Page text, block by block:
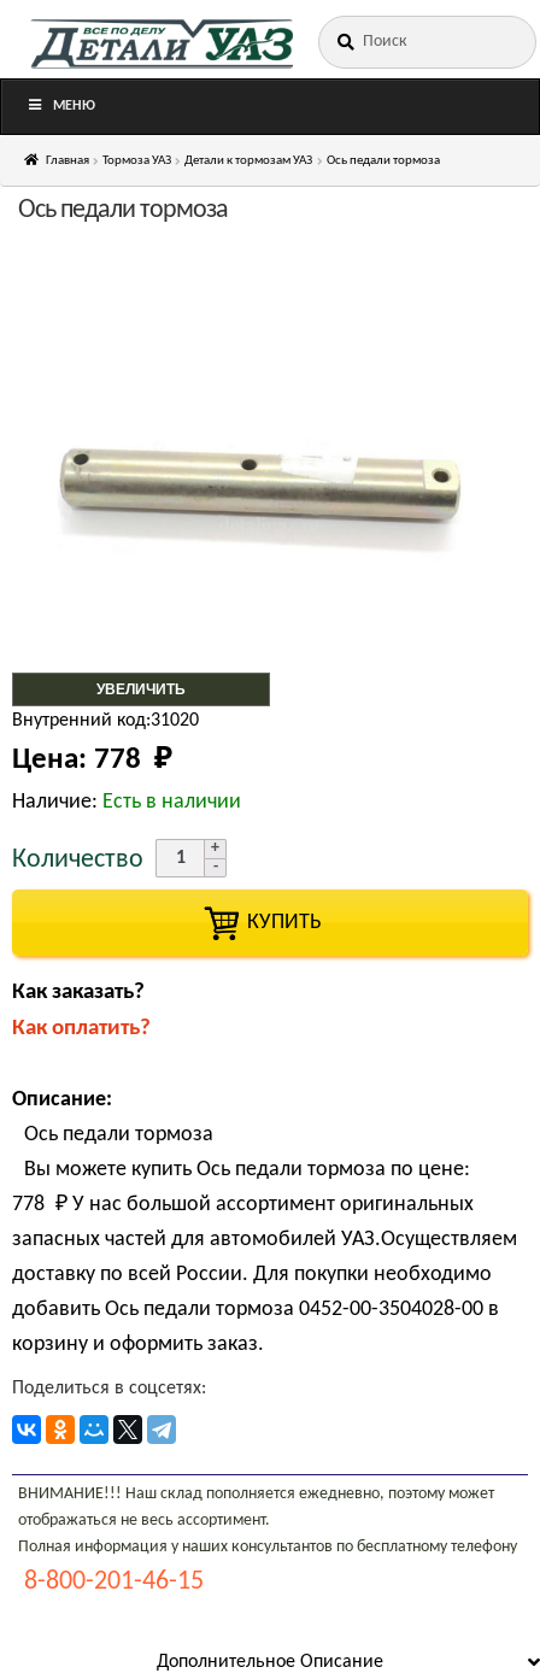
Перейти
Перейти
Искать:
МЕНЮ
Главная Тормоза УАЗ Детали к тормозам УАЗ Ось педали тормоза
УВЕЛИЧИТЬ
Ось педали тормоза
Внутренний код:31020
Цена: 778 ₽
Наличие: Есть в наличии
Количество
КУПИТЬ
Как заказать?
Как оплатить?
Описание:
Ось педали тормоза
Вы можете купить Ось педали тормоза по цене:
778 ₽ У нас большой ассортимент оригинальных
запасных частей для автомобилей УАЗ.Осуществляем
доставку по всей России. Для покупки необходимо
добавить Ось педали тормоза 0452-00-3504028-00 в
корзину и оформить заказ.
Поделиться в соцсетях:
ВНИМАНИЕ!!! Наш склад пополняется ежедневно, поэтому может
отображаться не весь ассортимент.
Полная информация у наших консультантов по бесплатному телефону
8-800-201-46-15
Дополнительное Описание